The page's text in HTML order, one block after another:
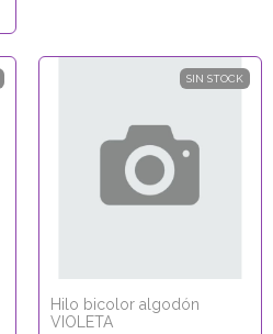
SIN STOCK
Hilo bicolor algodón
VIOLETA